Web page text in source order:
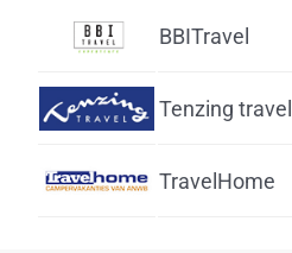
BBITravel
Tenzing travel
TravelHome